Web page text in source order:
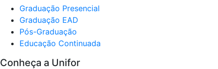
Graduação Presencial
Graduação EAD
Pós-Graduação
Educação Continuada
Conheça a Unifor